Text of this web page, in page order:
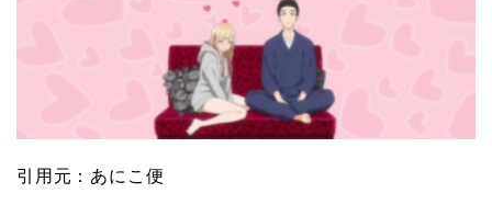
引用元：あにこ便